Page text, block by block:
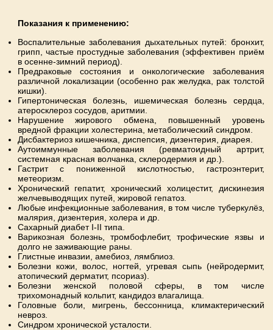
Показания к применению:
Воспалительные заболевания дыхательных путей: бронхит,
грипп, частые простудные заболевания (эффективен приём
в осенне-зимний период).
Предраковые состояния и онкологические заболевания
различной локализации (особенно рак желудка, рак толстой
кишки).
Гипертоническая болезнь, ишемическая болезнь сердца,
атеросклероз сосудов, аритмии.
Нарушение жирового обмена, повышенный уровень
вредной фракции холестерина, метаболический синдром.
Дисбактериоз кишечника, диспепсия, дизентерия, диарея.
Аутоиммунные заболевания (ревматоидный артрит,
системная красная волчанка, склеродермия и др.).
Гастрит с пониженной кислотностью, гастроэнтерит,
метеоризм.
Хронический гепатит, хронический холицестит, дискинезия
желчевыводящих путей, жировой гепатоз.
Любые инфекционные заболевания, в том числе туберкулёз,
малярия, дизентерия, холера и др.
Сахарный диабет I-II типа.
Варикозная болезнь, тромбофлебит, трофические язвы и
долго не заживающие раны.
Глистные инвазии, амебиоз, лямблиоз.
Болезни кожи, волос, ногтей, угревая сыпь (нейродермит,
атопический дерматит, псориаз).
Болезни женской половой сферы, в том числе
трихомонадный кольпит, кандидоз влагалища.
Головные боли, мигрень, бессонница, климактерический
невроз.
Синдром хронической усталости.